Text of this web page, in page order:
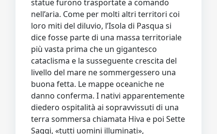
statue furono trasportate a comando
nell’aria. Come per molti altri territori coi
loro miti del diluvio, l’Isola di Pasqua si
dice fosse parte di una massa territoriale
più vasta prima che un gigantesco
cataclisma e la susseguente crescita del
livello del mare ne sommergessero una
buona fetta. Le mappe oceaniche ne
danno conferma. I nativi apparentemente
diedero ospitalità ai sopravvissuti di una
terra sommersa chiamata Hiva e poi Sette
Saggi, «tutti uomini illuminati»,